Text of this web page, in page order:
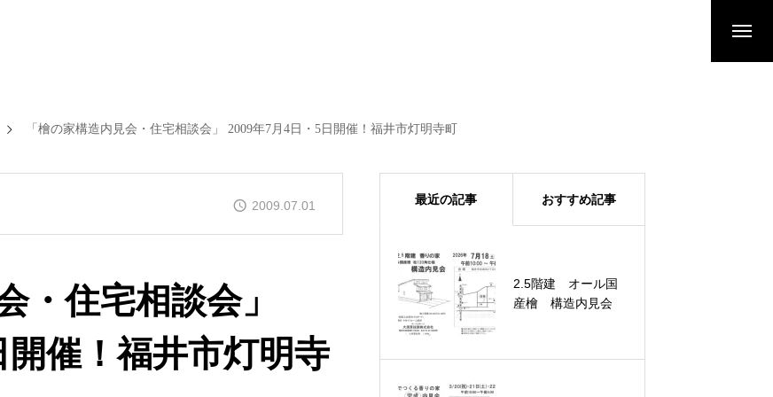
「檜の家構造内見会・住宅相談会」 2009年7月4日・5日開催！福井市灯明寺町
2009.07.01
・住宅相談会」
開催！福井市灯明寺
最近の記事 おすすめ記事
2.5階建 オール国
産檜 構造内見会